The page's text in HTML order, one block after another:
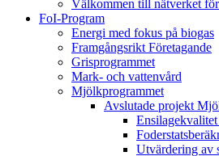
Välkommen till nätverket
FoI-Program
Energi med fokus på biogas
Framgångsrikt Företagande
Grisprogrammet
Mark- och vattenvård
Mjölkprogrammet
Avslutade projekt
Utvärdering av